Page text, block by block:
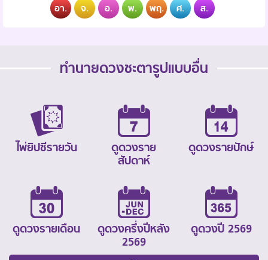
อา. จ. อ. พ. พฤ. ศ. ส.
ทำนายดวงชะตารูปแบบอื่น
ไพ่ยิปซีรายวัน
ดูดวงราย
สัปดาห์
ดูดวงรายปักษ์
ดูดวงรายเดือน
ดูดวงครึ่งปีหลัง
2569
ดูดวงปี 2569